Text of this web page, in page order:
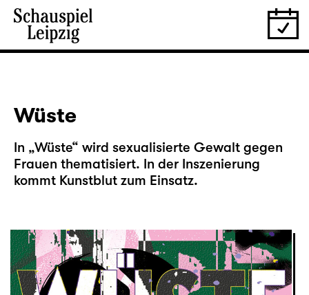
Wüste
In „Wüste“ wird sexualisierte Gewalt gegen
Frauen thematisiert. In der Inszenierung
kommt Kunstblut zum Einsatz.